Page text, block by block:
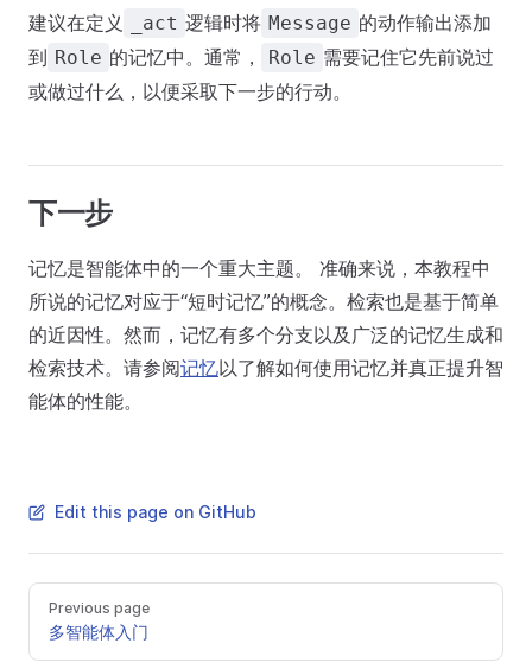
建议在定义 _act 逻辑时将 Message 的动作输出添加
到 Role 的记忆中。通常， Role 需要记住它先前说过
或做过什么，以便采取下一步的行动。
下一步
记忆是智能体中的一个重大主题。 准确来说，本教程中
所说的记忆对应于“短时记忆”的概念。检索也是基于简单
的近因性。然而，记忆有多个分支以及广泛的记忆生成和
检索技术。请参阅记忆以了解如何使用记忆并真正提升智
能体的性能。
Edit this page on GitHub
Previous page
多智能体入门